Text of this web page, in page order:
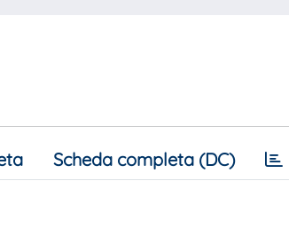
Scheda completa (DC)